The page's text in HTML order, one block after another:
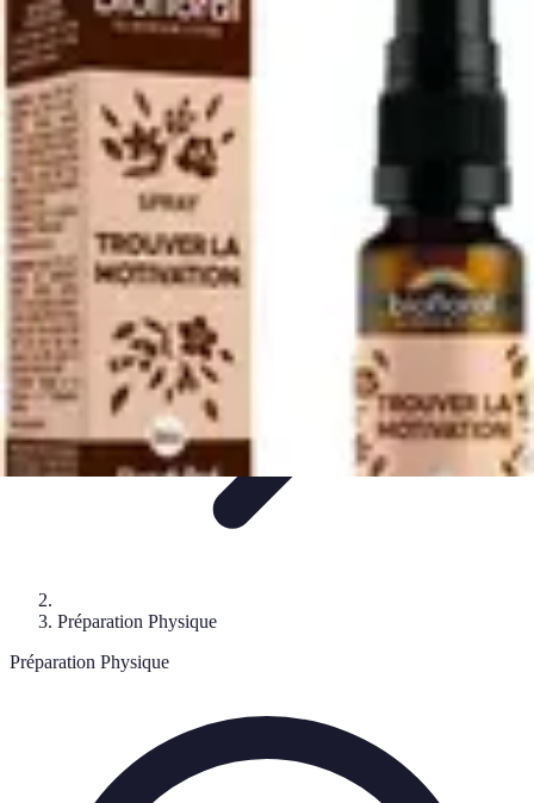
Aventure Sportive
Équipement
Tendances Activités Sportives ParapentePréparation et
Santé
Aventure Sportive
Préparation Physique
Préparation Physique